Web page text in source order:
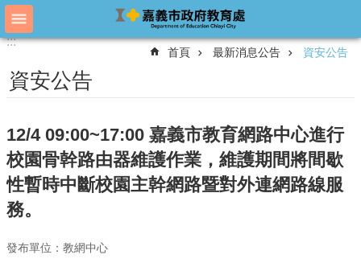
跳到主要內容區塊
進
搜
尋
教
育
處
概
況
教
::::::
首頁 最新消息公告 資安公告
資安公告
12/4 09:00~17:00 嘉義市教育網路中心進行
校園骨幹路由器維護作業，維護期間將間歇
性暫時中斷校園主幹網路暨對外連網路線服
務。
發布單位：教網中心